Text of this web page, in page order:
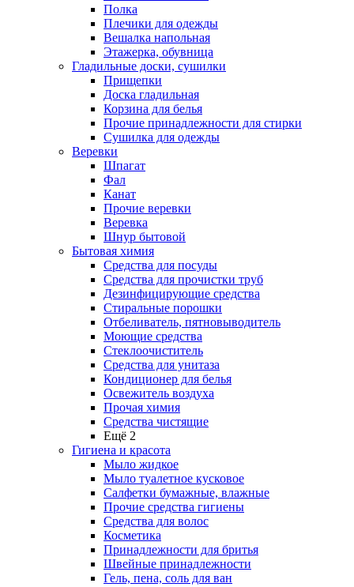
Полка
Плечики для одежды
Вешалка напольная
Этажерка, обувница
Гладильные доски, сушилки
Прищепки
Доска гладильная
Корзина для белья
Прочие принадлежности для стирки
Сушилка для одежды
Веревки
Шпагат
Фал
Канат
Прочие веревки
Веревка
Шнур бытовой
Бытовая химия
Средства для посуды
Средства для прочистки труб
Дезинфицирующие средства
Стиральные порошки
Отбеливатель, пятновыводитель
Моющие средства
Стеклоочиститель
Средства для унитаза
Кондиционер для белья
Освежитель воздуха
Прочая химия
Средства чистящие
Ещё 2
Гигиена и красота
Мыло жидкое
Мыло туалетное кусковое
Салфетки бумажные, влажные
Прочие средства гигиены
Средства для волос
Косметика
Принадлежности для бритья
Швейные принадлежности
Гель, пена, соль для ван